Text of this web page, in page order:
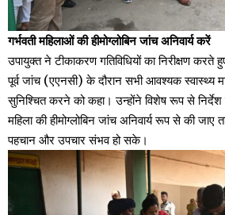
गर्भवती महिलाओं की हीमोग्लोबिन जांच अनिवार्य करें
उपायुक्त ने टीकाकरण गतिविधियों का निरीक्षण करते
पूर्व जांच (एएनसी) के दौरान सभी आवश्यक स्वास्थ्य
सुनिश्चित करने को कहा। उन्होंने विशेष रूप से निर्देश
महिला की हीमोग्लोबिन जांच अनिवार्य रूप से की जाए
पहचान और उपचार संभव हो सके।